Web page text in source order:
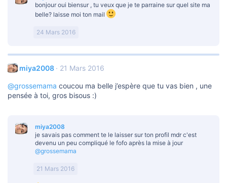
a
s
:
bonjour oui biensur , tu veux que je te parraine sur quel site ma
belle? laisse moi ton mail
24 Mars 2016
miya2008 21 Mars 2016
@grossemama coucou ma belle j’espère que tu vas bien , une
pensée à toi, gros bisous :)
miya2008
je savais pas comment te le laisser sur ton profil mdr c'est
devenu un peu compliqué le fofo après la mise à jour
@grossemama
21 Mars 2016